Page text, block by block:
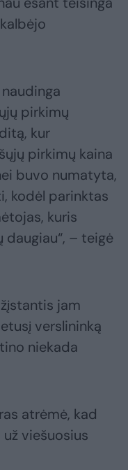
pirkimų
kur
pirkimų kaina
buvo numatyta,
kodėl parinktas
kuris
daugiau“, – teigė
jam
verslininką
niekada
atrėmė, kad
viešuosius